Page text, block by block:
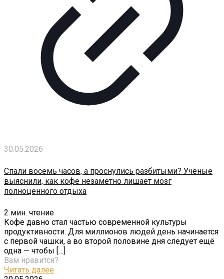
30.05.2026
Спали восемь часов, а проснулись разбитыми? Учёные
выяснили, как кофе незаметно лишает мозг
полноценного отдыха
2 мин. чтение
Кофе давно стал частью современной культуры
продуктивности. Для миллионов людей день начинается
с первой чашки, а во второй половине дня следует ещё
одна — чтобы […]
Вам нравится?
Читать далее